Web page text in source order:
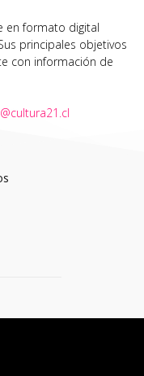
en formato digital
principales objetivos
con información de